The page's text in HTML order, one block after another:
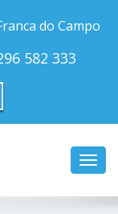
do Campo
582 333